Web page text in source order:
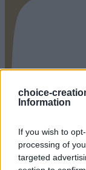
choice-
Information
If you wish to
processing of
targeted